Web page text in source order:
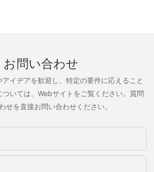
お問い合わせ
イデアを歓迎し、特定の要件に応えること
いては、Webサイトをご覧ください。質問
せを直接お問い合わせください。